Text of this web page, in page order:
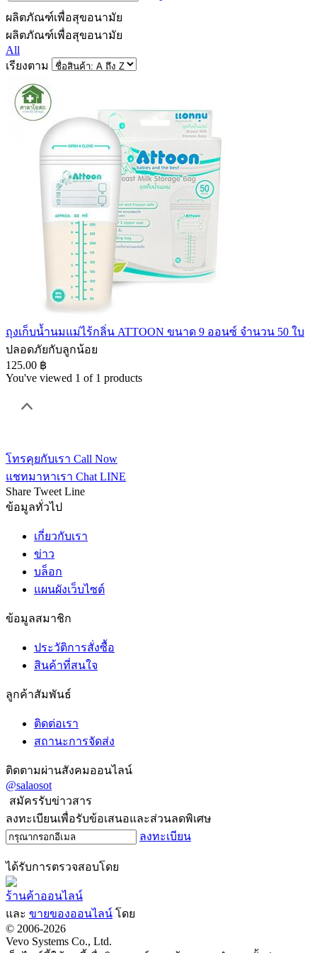
ผลิตภัณฑ์เพื่อสุขอนามัย
ผลิตภัณฑ์เพื่อสุขอนามัย
All
เรียงตาม
ถุงเก็บน้ำนมแม่ไร้กลิ่น ATTOON ขนาด 9 ออนซ์ จำนวน 50 ใบ
ปลอดภัยกับลูกน้อย
125.00 ฿
You've viewed 1 of 1 products
โทรคุยกับเรา Call Now
แชทมาหาเรา Chat LINE
Share Tweet Line
ข้อมูลทั่วไป
เกี่ยวกับเรา
ข่าว
บล็อก
แผนผังเว็บไซต์
ข้อมูลสมาชิก
ประวัติการสั่งซื้อ
สินค้าที่สนใจ
ลูกค้าสัมพันธ์
ติดต่อเรา
สถานะการจัดส่ง
ติดตามผ่านสังคมออนไลน์
@salaosot
สมัครรับข่าวสาร
ลงทะเบียนเพื่อรับข้อเสนอและส่วนลดพิเศษ
ลงทะเบียน
ได้รับการตรวจสอบโดย
ร้านค้าออนไลน์
และ ขายของออนไลน์ โดย
© 2006-2026
Vevo Systems Co., Ltd.